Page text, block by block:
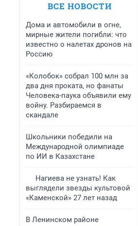
ВСЕ НОВОСТИ
Дома и автомобили в огне,
мирные жители погибли: что
известно о налетах дронов на
Россию
«Колобок» собрал 100 млн за
два дня проката, но фанаты
Человека-паука объявили ему
войну. Разбираемся в
скандале
Школьники победили на
Международной олимпиаде
по ИИ в Казахстане
Нагиева не узнать! Как
выглядели звезды культовой
«Каменской» 27 лет назад
В Ленинском районе